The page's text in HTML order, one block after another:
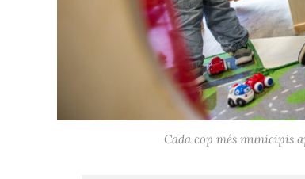
Cada cop més municipis